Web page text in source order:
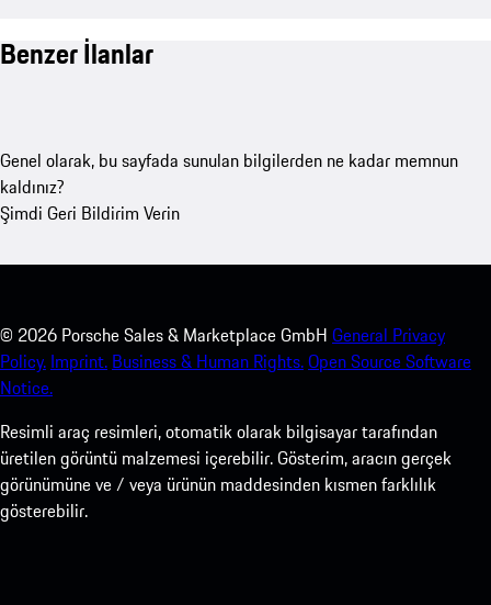
Benzer İlanlar
Genel olarak, bu sayfada sunulan bilgilerden ne kadar memnun
kaldınız?
Şimdi Geri Bildirim Verin
© 2026 Porsche Sales & Marketplace GmbH General Privacy
Policy. Imprint. Business & Human Rights.Open Source Software
Notice.
Resimli araç resimleri, otomatik olarak bilgisayar tarafından
üretilen görüntü malzemesi içerebilir. Gösterim, aracın gerçek
görünümüne ve / veya ürünün maddesinden kısmen farklılık
gösterebilir.